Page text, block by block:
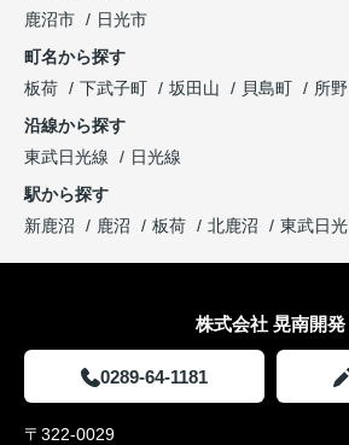
鹿沼市
日光市
町名から探す
板荷
下武子町 坂田山 貝島町 所野
沿線から探す
東武日光線
日光線
駅から探す
新鹿沼
鹿沼 板荷 北鹿沼 東武日光
株式会社 晃南開発
0289-64-1181
〒322-0029